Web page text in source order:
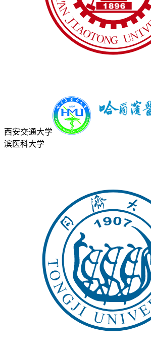
西安交通大学
滨医科大学